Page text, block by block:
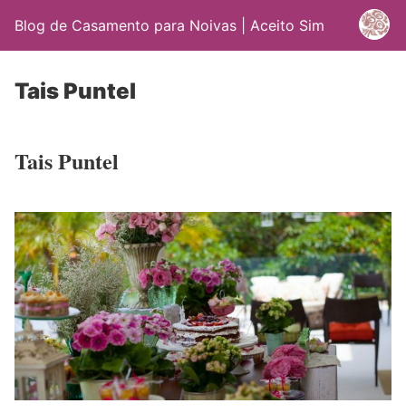
Blog de Casamento para Noivas | Aceito Sim
Tais Puntel
Tais Puntel